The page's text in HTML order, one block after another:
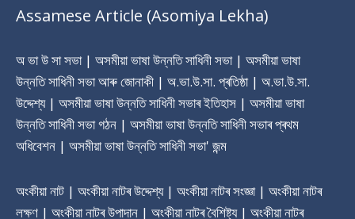
Assamese Article (Asomiya Lekha)
অ ভা উ সা সভা | অসমীয়া ভাষা উন্নতি সাধিনী সভা | অসমীয়া ভাষা
উন্নতি সাধিনী সভা আৰু জোনাকী | অ.ভা.উ.সা. প্ৰতিষ্ঠা | অ.ভা.উ.সা.
উদ্দেশ্য | অসমীয়া ভাষা উন্নতি সাধিনী সভাৰ ‎ইতিহাস | অসমীয়া ভাষা
উন্নতি সাধিনী সভা গঠন | অসমীয়া ভাষা উন্নতি সাধিনী সভাৰ প্ৰথম
অধিবেশন | অসমীয়া ভাষা উন্নতি সাধিনী সভা' জন্ম
অংকীয়া নাট | অংকীয়া নাটৰ উদ্দেশ্য | অংকীয়া নাটৰ সংজ্ঞা | অংকীয়া নাটৰ
লক্ষণ | অংকীয়া নাটৰ উপাদান | অংকীয়া নাটৰ বৈশিষ্ট্য | অংকীয়া নাটৰ